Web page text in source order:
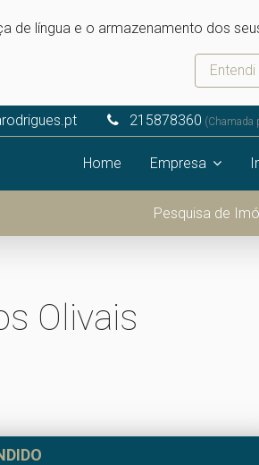
de língua e o armazenamento dos
Entendi
215878360 (Chamada
Home Empresa
Pesquisa de
Olivais